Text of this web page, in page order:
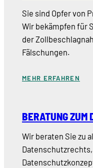
Sie sind Opfer von
Wir bekämpfen für
der
Fälschungen.
MEHR ERFAHREN
BERATUNG ZUM
Wir beraten Sie zu
Datenschutzrechts,